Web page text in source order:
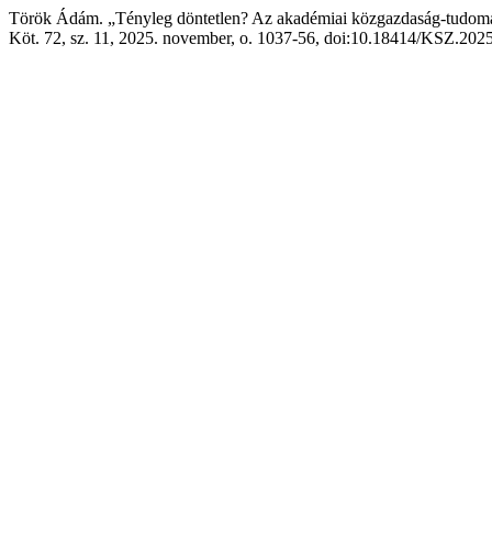
Török Ádám. „Tényleg döntetlen? Az akadémiai közgazdaság-
Köt. 72, sz. 11, 2025. november, o. 1037-56, doi:10.18414/